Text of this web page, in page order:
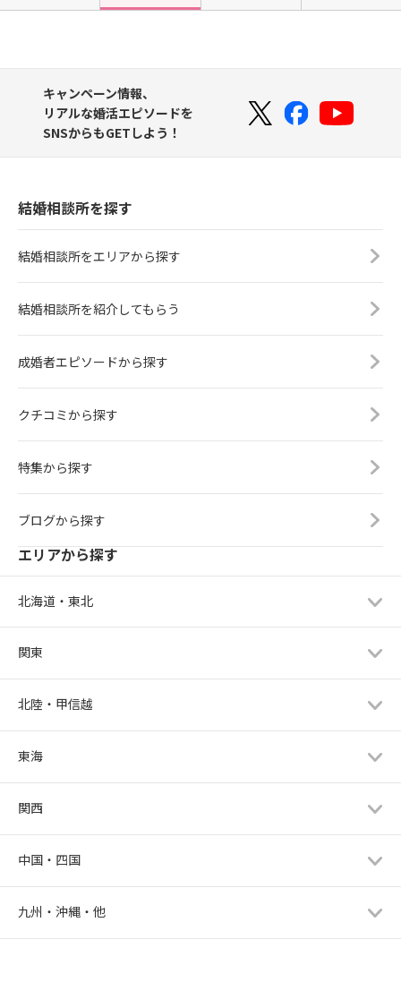
キャンペーン情報、
リアルな婚活エピソードを
SNSからもGETしよう！
結婚相談所を探す
結婚相談所をエリアから探す
結婚相談所を紹介してもらう
成婚者エピソードから探す
クチコミから探す
特集から探す
ブログから探す
エリアから探す
北海道・東北
関東
北陸・甲信越
東海
関西
中国・四国
九州・沖縄・他